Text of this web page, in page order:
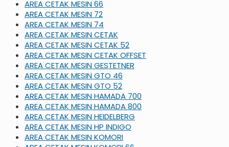
AREA CETAK MESIN 66
AREA CETAK MESIN 72
AREA CETAK MESIN 74
AREA CETAK MESIN CETAK
AREA CETAK MESIN CETAK 52
AREA CETAK MESIN CETAK OFFSET
AREA CETAK MESIN GESTETNER
AREA CETAK MESIN GTO 46
AREA CETAK MESIN GTO 52
AREA CETAK MESIN HAMADA 700
AREA CETAK MESIN HAMADA 800
AREA CETAK MESIN HEIDELBERG
AREA CETAK MESIN HP INDIGO
AREA CETAK MESIN KOMORI